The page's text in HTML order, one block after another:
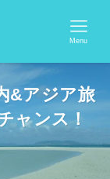
Menu
&アジア旅
ャンス！